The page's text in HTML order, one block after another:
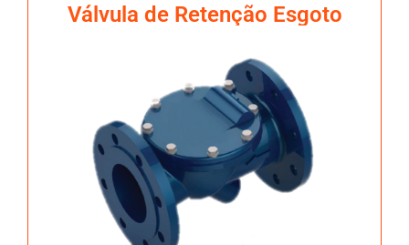
Válvula de Retenção Esgoto